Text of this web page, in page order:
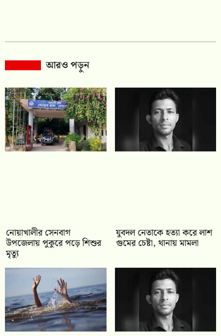
আরও পড়ুন
নোয়াখালীর সেনবাগ
উপজেলায় পুকুরে পড়ে শিশুর
মৃত্যু
যুবদল নেতাকে হত্যা করে লাশ
গুমের চেষ্টা, থানায় মামলা